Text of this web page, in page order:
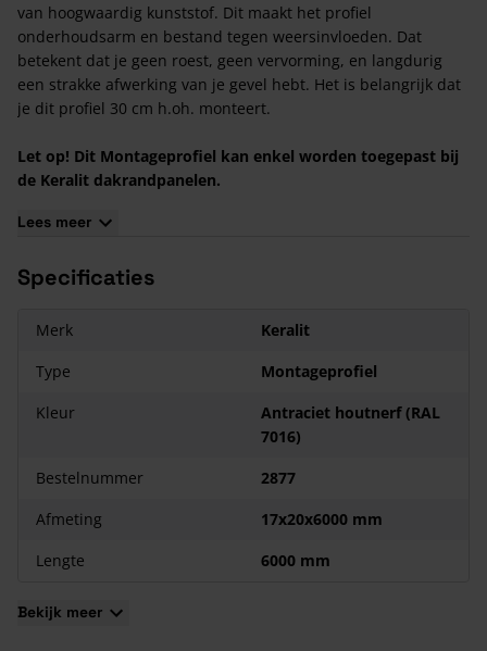
van hoogwaardig kunststof. Dit maakt het profiel
onderhoudsarm en bestand tegen weersinvloeden. Dat
betekent dat je geen roest, geen vervorming, en langdurig
een strakke afwerking van je gevel hebt. Het is belangrijk dat
je dit profiel 30 cm h.oh. monteert.
Let op! Dit Montageprofiel kan enkel worden toegepast bij
de Keralit dakrandpanelen.
Kenmerken Keralit Montageprofiel 17 mm
Het montageprofiel is eenvoudig te monteren;
Je monteert dit montageprofiel 30 cm h.o.h.
Lees meer
Specificaties
Merk
Keralit
Type
Montageprofiel
Kleur
Antraciet houtnerf (RAL
7016)
Bestelnummer
2877
Afmeting
17x20x6000 mm
Lengte
6000 mm
Bekijk meer